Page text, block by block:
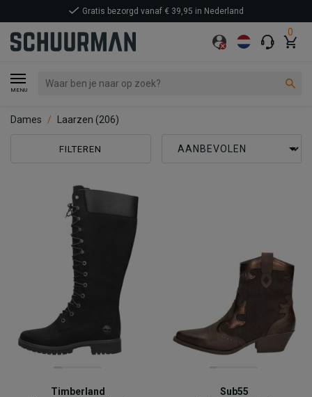
0
MENU
Gratis bezorgd vanaf € 39,95 in Nederland
Dames Laarzen (206)
FILTEREN
Timberland
Sub55